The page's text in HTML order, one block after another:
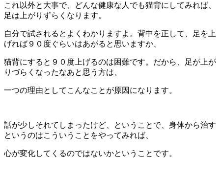
これ以外と大事で、どんな健康な人でも猫背にしてみれば、
足は上がりずらくなります。
自分で試されるとよくわかりますよ。背中を正して、足を上
げれば９０度ぐらいはあがると思いますか、
猫背にすると９０度上げるのは困難です。だから、足が上が
りづらくなったなあと思う方は、
一つの理由としてこんなことが原因になります。
話が少しそれてしまったけど、ということで、身体から治す
というのはこういうことをやってみれば、
心が変化してくるのではないかということです。